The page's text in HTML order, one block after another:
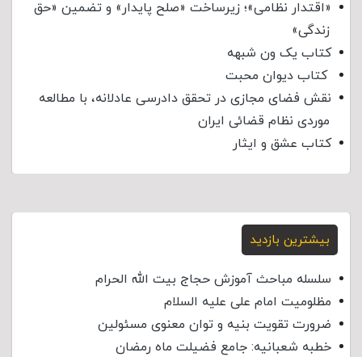
«اقتدار نظامی»؛ زیرساخت «صلح پایدار» و تضمین «حق
زندگی»
کتاب یک ون شبهه
کتاب دیوان محبت
نقش فضای مجازی در تحقق دادرسی عادلانه، با مطالعه
موردی نظام قضائی ایران
کتاب عشق و ایثار
بیشترین بازدید
سلسله مباحث آموزش حجاج بیت الله الحرام
مظلومیت امام علی علیه السلام
ضرورت تقویت بنیه و توان معنوی مسئولین
خطبه شعبانیه: جامع فضیلت ماه رمضان